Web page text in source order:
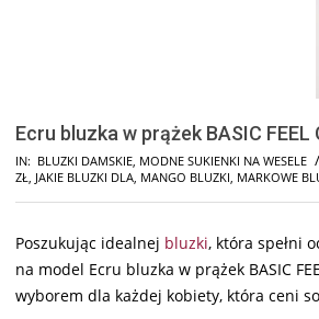
Ecru bluzka w prążek BASIC FEEL
IN: BLUZKI DAMSKIE MODNE SUKIENKI NA WESELE
ZŁ JAKIE BLUZKI DLA MANGO BLUZKI MARKOWE
Poszukując idealnej bluzki, która spełni
na model Ecru bluzka w prążek BASIC
wyborem dla każdej kobiety, która ceni